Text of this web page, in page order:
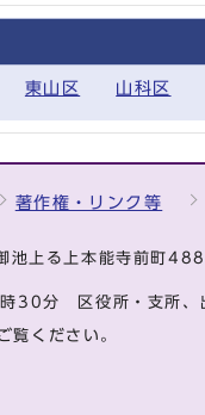
東山区 山科区
著作権・リンク等
上る上本能寺前町
時30分 区役所・支所
覧ください。